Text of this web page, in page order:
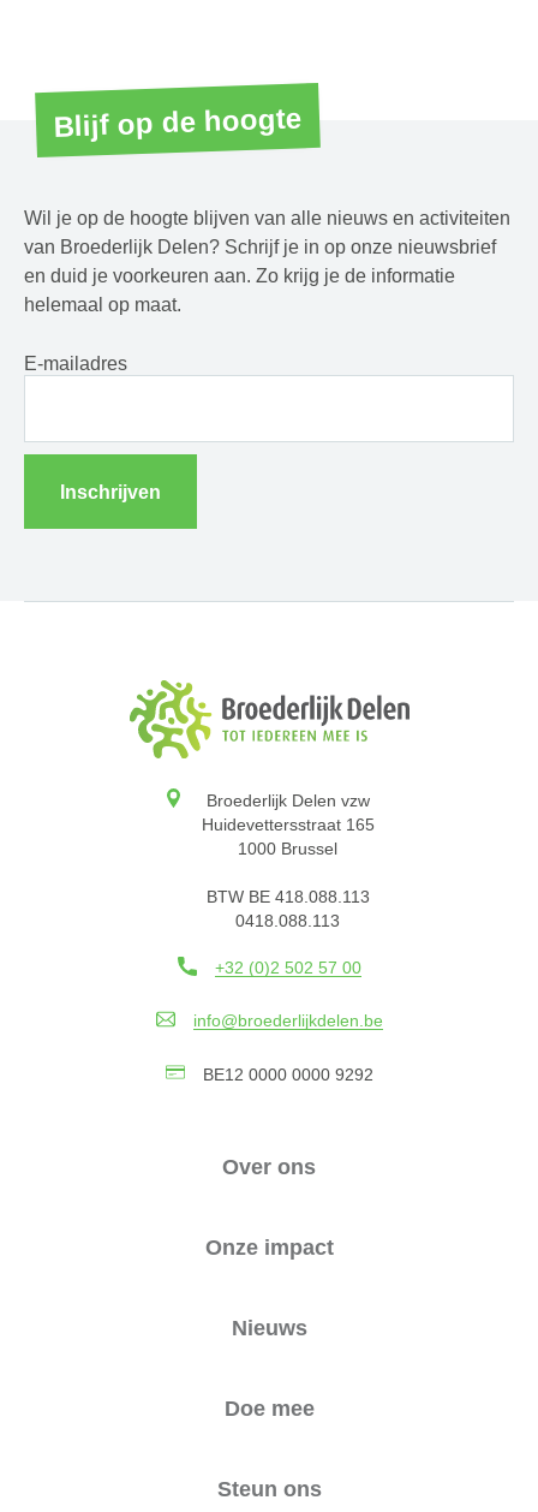
Blijf op de hoogte
Wil je op de hoogte blijven van alle nieuws en activiteiten
van Broederlijk Delen? Schrijf je in op onze nieuwsbrief
en duid je voorkeuren aan. Zo krijg je de informatie
helemaal op maat.
E-mailadres
Inschrijven
Broederlijk Delen vzw
Huidevettersstraat 165
1000 Brussel
BTW BE 418.088.113
0418.088.113
+32 (0)2 502 57 00
info@broederlijkdelen.be
BE12 0000 0000 9292
Over ons
Onze impact
Nieuws
Doe mee
Steun ons